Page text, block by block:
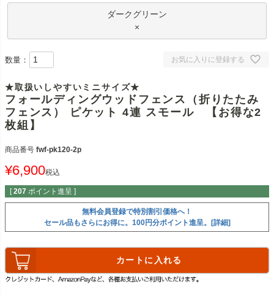
ダークグリーン
×
お気に入りに登録する
数量：
★取扱いしやすいミニサイズ★
フォールディングウッドフェンス（折りたたみ
フェンス） ピケット 4連 スモール 【お得な2
枚組】
商品番号 fwf-pk120-2p
¥6,900税込
[ 207 ポイント進呈 ]
無料会員登録で特別割引価格へ！
セール品もさらにお得に。100円分ポイント進呈。[詳細]
カートに入れる